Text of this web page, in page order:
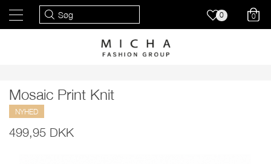
0 0
Mosaic Print Knit
NYHED
499,95 DKK